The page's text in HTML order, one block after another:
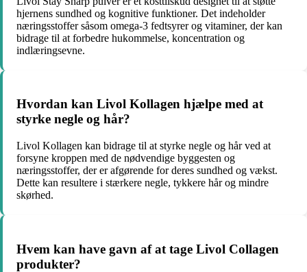
hjernens sundhed og kognitive funktioner. Det indeholder
næringsstoffer såsom omega-3 fedtsyrer og vitaminer, der kan
bidrage til at forbedre hukommelse, koncentration og
indlæringsevne.
Hvordan kan Livol Kollagen hjælpe med at
styrke negle og hår?
Livol Kollagen kan bidrage til at styrke negle og hår ved at
forsyne kroppen med de nødvendige byggesten og
næringsstoffer, der er afgørende for deres sundhed og vækst.
Dette kan resultere i stærkere negle, tykkere hår og mindre
skørhed.
Hvem kan have gavn af at tage Livol Collagen
produkter?